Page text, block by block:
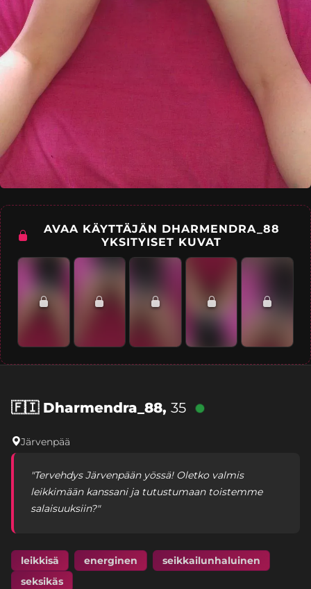
AVAA KÄYTTÄJÄN DHARMENDRA_88
YKSITYISET KUVAT
🇫🇮Dharmendra_88, 35
Järvenpää
"Tervehdys Järvenpään yössä! Oletko valmis
leikkimään kanssani ja tutustumaan toistemme
salaisuuksiin?"
leikkisä energinen
seikkailunhaluinen
seksikäs